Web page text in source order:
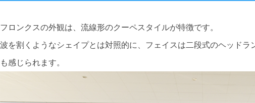
フロンクスの外観は、流線形のクーペスタイルが特徴です。
波を割くようなシェイプとは対照的に、フェイスは二段式のヘッド
も感じられます。